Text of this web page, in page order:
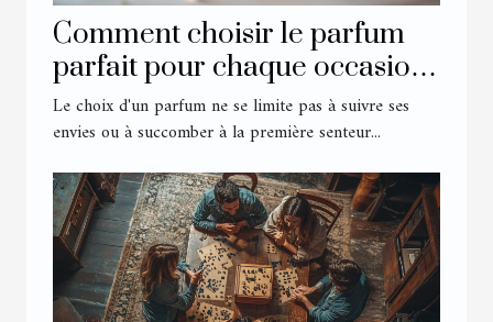
Comment choisir le parfum
parfait pour chaque occasion
?
Le choix d'un parfum ne se limite pas à suivre ses
envies ou à succomber à la première senteur...